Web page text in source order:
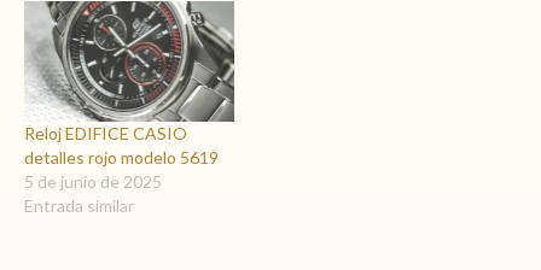
Reloj EDIFICE CASIO
detalles rojo modelo 5619
5 de junio de 2025
Entrada similar